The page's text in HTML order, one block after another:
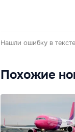
Нашли ошибку в
Похожие